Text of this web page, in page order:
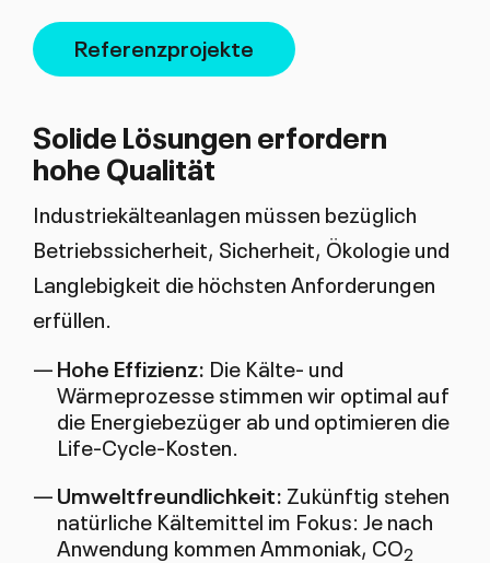
Referenzprojekte
Solide Lösungen erfordern
hohe Qualität
Industriekälteanlagen müssen bezüglich
Betriebssicherheit, Sicherheit, Ökologie und
Langlebigkeit die höchsten Anforderungen
erfüllen.
Hohe Effizienz: Die Kälte- und
Wärmeprozesse stimmen wir optimal auf
die Energiebezüger ab und optimieren die
Life-Cycle-Kosten.
Umweltfreundlichkeit: Zukünftig stehen
natürliche Kältemittel im Fokus: Je nach
Anwendung kommen Ammoniak, CO2